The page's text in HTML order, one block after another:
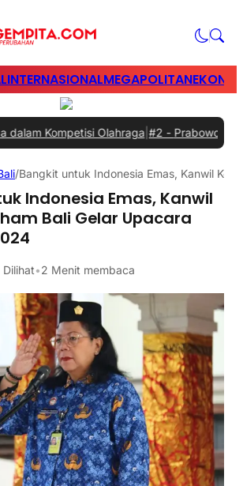
INTERNASIONALMEGAPOLITAN
Kompetisi Olahraga|#2 -Prabowo Minta
/Bangkit untuk Indonesia Emas, Kanwil
Indonesia Emas, Kanwil
Bali Gelar Upacara
Dilihat•2 Menit membaca